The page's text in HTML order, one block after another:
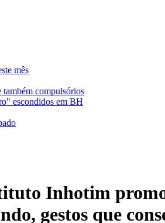
mês
também compulsórios
escondidos em BH
Inhotim
gestos que